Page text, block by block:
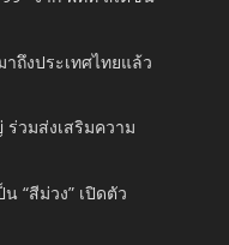
าถึงประเทศไทยแล้ว
วมส่งเสริมความ
“สีม่วง” เปิดตัว